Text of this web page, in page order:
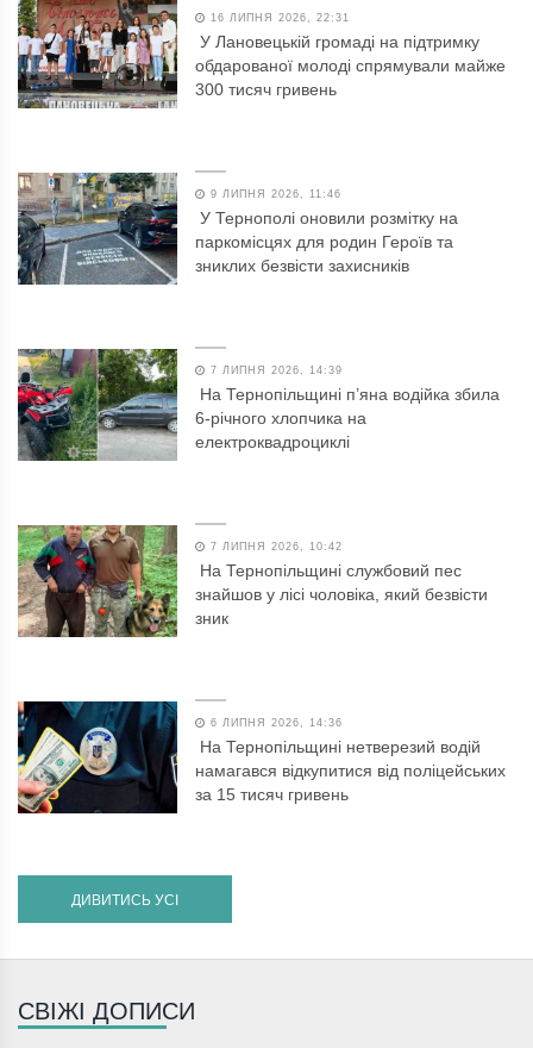
16 ЛИПНЯ 2026, 22:31
У Лановецькій громаді на підтримку
обдарованої молоді спрямували майже
300 тисяч гривень
9 ЛИПНЯ 2026, 11:46
У Тернополі оновили розмітку на
паркомісцях для родин Героїв та
зниклих безвісти захисників
7 ЛИПНЯ 2026, 14:39
На Тернопільщині п’яна водійка збила
6-річного хлопчика на
електроквадроциклі
7 ЛИПНЯ 2026, 10:42
На Тернопільщині службовий пес
знайшов у лісі чоловіка, який безвісти
зник
6 ЛИПНЯ 2026, 14:36
На Тернопільщині нетверезий водій
намагався відкупитися від поліцейських
за 15 тисяч гривень
ДИВИТИСЬ УСІ
СВІЖІ ДОПИСИ